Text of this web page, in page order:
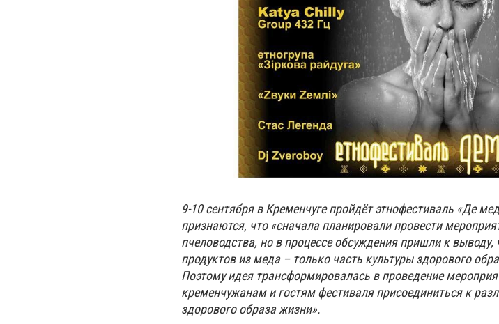
9-10 сентября в Кременчуге пройдёт этнофестиваль «Де
признаются, что «сначала планировали провести
пчеловодства, но в процессе обсуждения пришли к выводу,
продуктов из меда – только часть культуры здорового
Поэтому идея трансформировалась в проведение
кременчужанам и гостям фестиваля присоединиться к
здорового образа жизни».